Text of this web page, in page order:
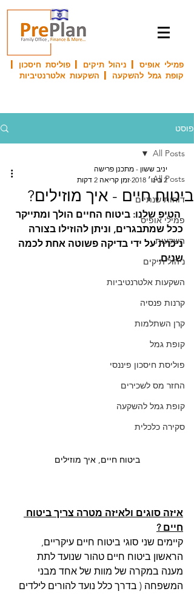
פמילי אופיס | ניהול תיקים | פוליסת חיסכון |
קופת גמל להשקעה | השקעות אלטרנטיביות
פוסט
All Posts
דוחות שנתיים
פמילי אופיס
השקעות
ניהול תיקים
השקעות אלטרנטיביות
קרנות פנסיה
קרן השתלמות
קופת גמל
פוליסת חיסכון פיננסי
החזר מס לשכירים
קופת גמל להשקעה
סקירה כלכלית
All Posts
ביטוח חיים - איך מוזילים?
יניב ששון - מתכנן פרישה
2 בינו׳ 2018
זמן קריאה 2 דקות
הטיפ שלנו: ביטוח החיים הולך ומתייקר
ככל שמתבגרים, וניתן להוזילו בצורה
ניכרת על ידי בדיקה פשוטה אחת לכמה
שנים.
ביטוח חיים, איך מוזילים
איזה סוגים ולאיזה מטרה צריך ביטוח
חיים ?
קיימים שני סוגי ביטוח חיים עיקריים,
הראשון ביטוח חיים טהור שנועד לתת
מענה במקרה של מוות של אחד מבני
המשפחה ( בדרך כלל נועד להורים לילדים